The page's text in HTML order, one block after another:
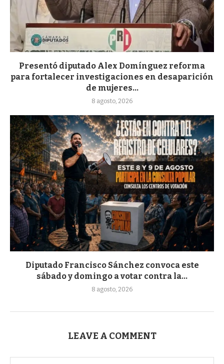
Presentó diputado Alex Domínguez reforma
para fortalecer investigaciones en desaparición
de mujeres...
8 agosto, 2026
Diputado Francisco Sánchez convoca este
sábado y domingo a votar contra la...
8 agosto, 2026
LEAVE A COMMENT